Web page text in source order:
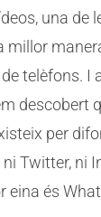
una de
millor
telèfons. I
descobert
per
Twitter, ni
eina és